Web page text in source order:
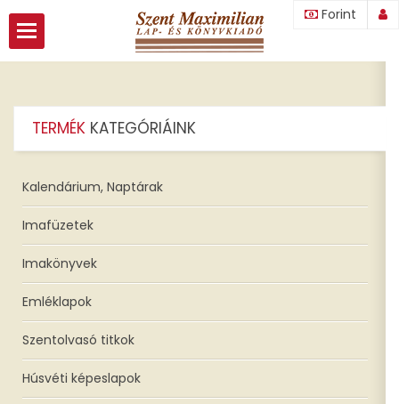
Forint
TERMÉK KATEGÓRIÁINK
Kalendárium, Naptárak
Imafüzetek
Imakönyvek
Emléklapok
Szentolvasó titkok
Húsvéti képeslapok